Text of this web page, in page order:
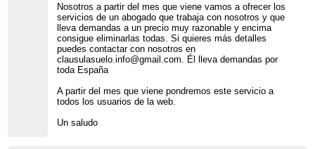
Nosotros a partir del mes que viene vamos a ofrecer los
servicios de un abogado que trabaja con nosotros y que
lleva demandas a un precio muy razonable y encima
consigue eliminarlas todas. Si quieres más detalles
puedes contactar con nosotros en
clausulasuelo.info@gmail.com. Él lleva demandas por
toda España
A partir del mes que viene pondremos este servicio a
todos los usuarios de la web.
Un saludo